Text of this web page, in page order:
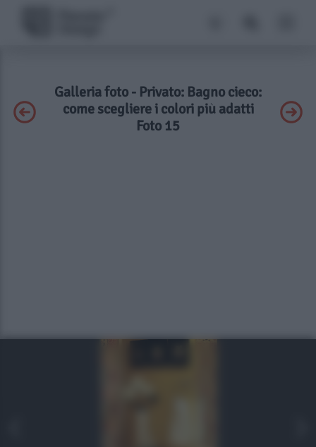
Galleria foto - Privato: Bagno cieco:
come scegliere i colori più adatti
Foto 15